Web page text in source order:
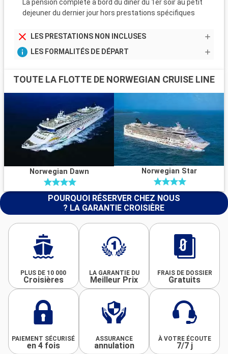
La pension complete a bord du diner du 1er soir au petit
dejeuner du dernier jour hors prestations spécifiques
LES PRESTATIONS NON INCLUSES
LES FORMALITÉS DE DÉPART
TOUTE LA FLOTTE DE NORWEGIAN CRUISE LINE
Norwegian Dawn Norwegian Star
POURQUOI RÉSERVER CHEZ NOUS
? LA GARANTIE CROISIÈRE
PLUS DE 10 000
Croisières
LA GARANTIE DU
Meilleur Prix
FRAIS DE DOSSIER
Gratuits
PAIEMENT SÉCURISÉ
en 4 fois
ASSURANCE
annulation
À VOTRE ÉCOUTE
7/7 j